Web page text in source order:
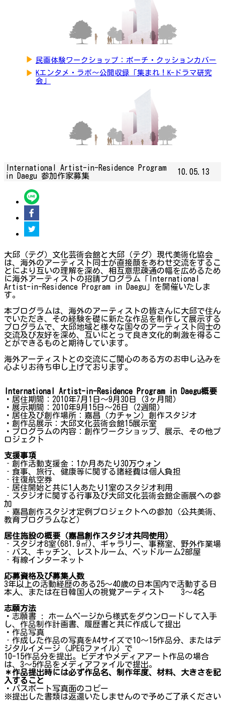
▶ 民画体験ワークショップ：ポーチ・クッションカバー
▶ Kエンタメ・ラボ～公開収録「集まれ！K-ドラマ研究
会」
International Artist-in-Residence Program
in Daegu 参加作家募集
10.05.13
大邱（テグ）文化芸術会館と大邱（テグ）現代美術化協会
は、海外のアーティスト同士が直接顔をあわせ交流をするこ
とにより互いの理解を深め、相互意思疎通の幅を広めるため
に海外アーティストの招請プログラム「International
Artist-in-Residence Program in Daegu」を開催いたしま
す。
本プログラムは、海外のアーティストの皆さんに大邱で住ん
でいただき、その経験を礎に新たな作品を制作して展示する
プログラムで、大邱地域と様々な国々のアーティスト同士の
交流及び友好を深め、互いにとって良き文化的刺激を得るこ
とができるものと期待しています。
海外アーティストとの交流にご関心のある方のお申し込みを
心よりお待ち申し上げております。
International Artist-in-Residence Program in Daegu概要
・居住期間：2010年7月1日～9月30日（3ヶ月間）
・展示期間：2010年9月15日～26日（2週間）
・居住及び創作場所：嘉昌（カチャン）創作スタジオ
・創作品展示：大邱文化芸術会館15展示室
・プログラムの内容：創作ワークショップ、展示、その他プ
ロジェクト
支援事項
‐創作活動支援金：1か月あたり30万ウォン
‐食事、旅行、健康等に関する諸経費は個人負担
‐往復航空券
‐居住開始と共に1人あたり1室のスタジオ利用
‐スタジオに関する行事及び大邱文化芸術会館企画展への参
加
‐嘉昌創作スタジオ定例プロジェクトへの参加（公共美術、
教育プログラムなど）
居住施設の概要（嘉昌創作スタジオ共同使用）
‐スタジオ8室(681.9㎡)、ギャラリー、事務室、野外作業場
‐バス、キッチン、レストルーム、ベッドルーム2部屋
‐有線インターネット
応募資格及び募集人数
3年以上の活動経歴のある25～40歳の日本国内で活動する日
本人、または在日韓国人の視覚アーティスト 3～4名
志願方法
・志願書 : ホームページから様式をダウンロードして入手
し、作品制作計画書、履歴書と共に作成して提出
・作品写真
‐作成した作品の写真をA4サイズで10～15作品分、またはデ
ジタルイメージ（JPEGファイル）で
10-15作品分を提出。ビデオやメディアアート作品の場合
は、3～5作品をメディアファイルで提出。
＊作品提出時には必ず作品名、制作年度、材料、大きさを記
入すること
・パスポート写真面のコピー
※提出した書類は返還いたしませんので予めご了承ください